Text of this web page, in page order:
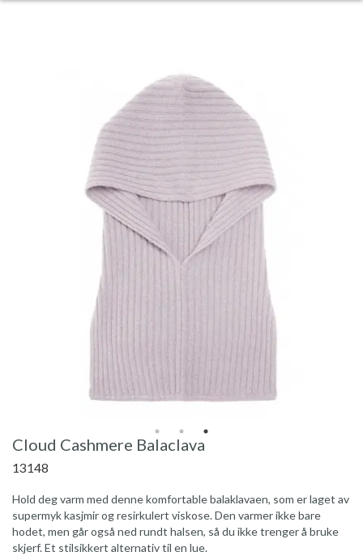
Cloud Cashmere Balaclava
13148
Hold deg varm med denne komfortable balaklavaen, som er laget av
supermyk kasjmir og resirkulert viskose. Den varmer ikke bare
hodet, men går også ned rundt halsen, så du ikke trenger å bruke
skjerf. Et stilsikkert alternativ til en lue.